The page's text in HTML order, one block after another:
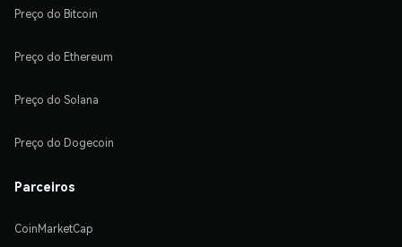
Preço do Bitcoin
Preço do Ethereum
Preço do Solana
Preço do Dogecoin
Parceiros
CoinMarketCap